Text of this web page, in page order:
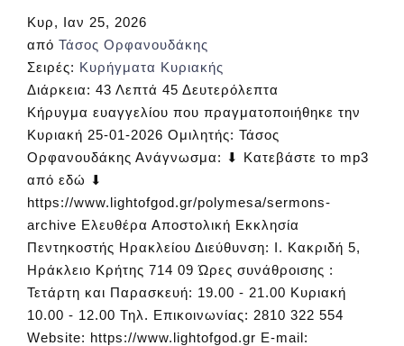
Κυρ, Ιαν 25, 2026
από Τάσος Ορφανουδάκης
Σειρές: Κυρήγματα Κυριακής
Διάρκεια: 43 Λεπτά 45 Δευτερόλεπτα
Κήρυγμα ευαγγελίου που πραγματοποιήθηκε την
Κυριακή 25-01-2026 Ομιλητής: Τάσος
Ορφανουδάκης Ανάγνωσμα: ⬇ Κατεβάστε το mp3
από εδώ ⬇
https://www.lightofgod.gr/polymesa/sermons-
archive Ελευθέρα Αποστολική Εκκλησία
Πεντηκοστής Ηρακλείου Διεύθυνση: Ι. Κακριδή 5,
Ηράκλειο Κρήτης 714 09 Ώρες συνάθροισης :
Τετάρτη και Παρασκευή: 19.00 - 21.00 Κυριακή
10.00 - 12.00 Τηλ. Επικοινωνίας: 2810 322 554
Website: https://www.lightofgod.gr E-mail: